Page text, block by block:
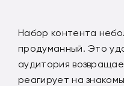
Набор контента
продуманный. Это
аудитория
реагирует на